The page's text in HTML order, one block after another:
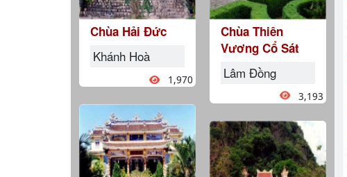
Chùa Hải Đức
Khánh Hoà
1,970
Chùa Thiên
Vương Cổ Sát
Lâm Đồng
3,193